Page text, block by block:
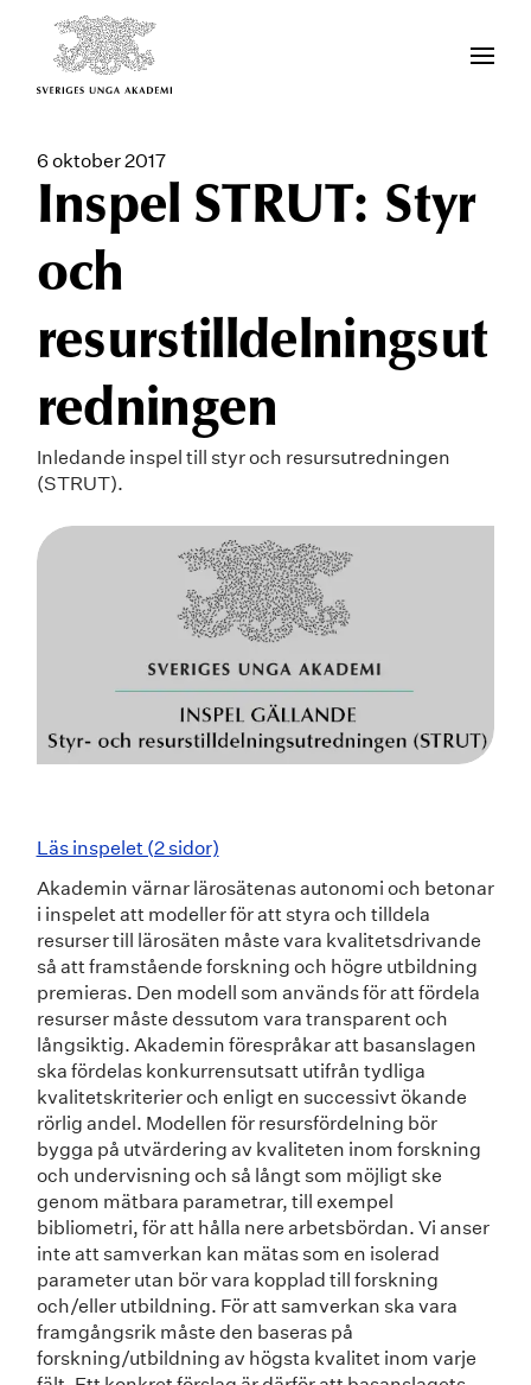
6 oktober 2017
Inspel STRUT: Styr
och
resurstilldelningsut
redningen
Inledande inspel till styr och resursutredningen
(STRUT).
Läs inspelet (2 sidor)
Akademin värnar lärosätenas autonomi och betonar
i inspelet att modeller för att styra och tilldela
resurser till lärosäten måste vara kvalitetsdrivande
så att framstående forskning och högre utbildning
premieras. Den modell som används för att fördela
resurser måste dessutom vara transparent och
långsiktig. Akademin förespråkar att basanslagen
ska fördelas konkurrensutsatt utifrån tydliga
kvalitetskriterier och enligt en successivt ökande
rörlig andel. Modellen för resursfördelning bör
bygga på utvärdering av kvaliteten inom forskning
och undervisning och så långt som möjligt ske
genom mätbara parametrar, till exempel
bibliometri, för att hålla nere arbetsbördan. Vi anser
inte att samverkan kan mätas som en isolerad
parameter utan bör vara kopplad till forskning
och/eller utbildning. För att samverkan ska vara
framgångsrik måste den baseras på
forskning/utbildning av högsta kvalitet inom varje